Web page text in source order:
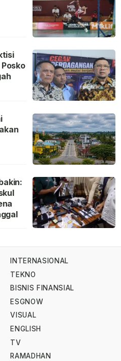
INTERNASIONAL
TEKNO
BISNIS FINANSIAL
ESGNOW
VISUAL
ENGLISH
TV
RAMADHAN